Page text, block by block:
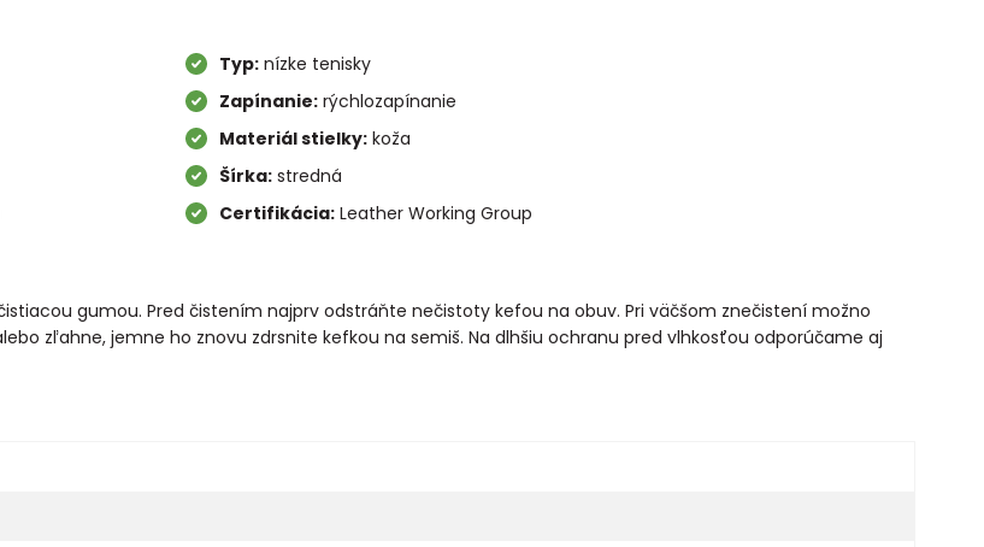
Typ:nízke tenisky
Zapínanie:rýchlozapínanie
Materiál stielky:koža
Šírka:stredná
Certifikácia:Leather Working Group
gumou. Pred čistením najprv odstráňte nečistoty kefou na obuv. Pri väčšom znečistení možno
zľahne, jemne ho znovu zdrsnite kefkou na semiš. Na dlhšiu ochranu pred vlhkosťou odporúčame aj